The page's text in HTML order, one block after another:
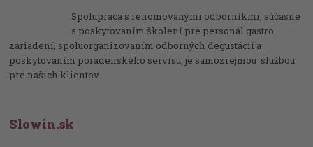
Spolupráca s renomovanými odborníkmi, súčasne
s poskytovaním školení pre personál gastro
zariadení, spoluorganizovaním odborných degustácií a
poskytovaním poradenského servisu, je samozrejmou službou
pre našich klientov.
Slowin.sk